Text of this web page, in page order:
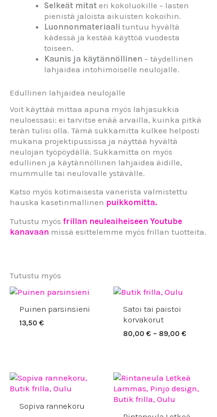
Selkeät mitat eri kokoluokille – lasten
pienistä jaloista aikuisten kokoihin.
Luonnonmateriaali tuntuu hyvältä
kädessä ja kestää käyttöä vuodesta
toiseen.
Kaunis ja käytännöllinen – täydellinen
lahjaidea intohimoiselle neulojalle.
Edullinen lahjaidea neulojalle
Voit käyttää mittaa apuna myös lahjasukkia
neuloessasi: ei tarvitse enää arvailla, kuinka pitkä
terän tulisi olla. Tämä sukkamitta kulkee helposti
mukana projektipussissa ja näyttää hyvältä
neulojan työpöydällä. Sukkamitta on myös
edullinen ja käytännöllinen lahjaidea äidille,
mummulle tai neulovalle ystävälle.
Katso myös kotimaisesta vanerista valmistettu
hauska kasetinmallinen puikkomitta.
Tutustu myös frillan neuleaiheiseen Youtube
kanavaan missä esittelemme myös frillan tuotteita.
Tutustu myös
Puinen parsinsieni
13,50€
Satoi tai paistoi
korvakorut
80,00€ – 89,00€
Sopiva rannekoru